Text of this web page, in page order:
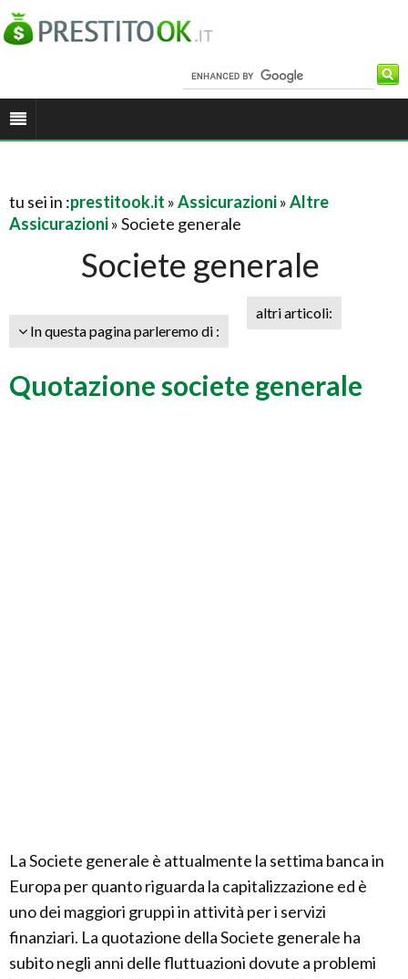
tu sei in :prestitook.it »Assicurazioni»Altre
Assicurazioni» Societe generale
Societe generale
In questa pagina parleremo di :
altri articoli:
Quotazione societe generale
La Societe generale è attualmente la settima banca in
Europa per quanto riguarda la capitalizzazione ed è
uno dei maggiori gruppi in attività per i servizi
finanziari. La quotazione della Societe generale ha
subito negli anni delle fluttuazioni dovute a problemi